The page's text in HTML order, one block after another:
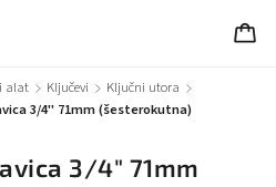
alat / Ključevi / Ključni utora /
3/4" 71mm (šesterokutna)
3/4" 71mm